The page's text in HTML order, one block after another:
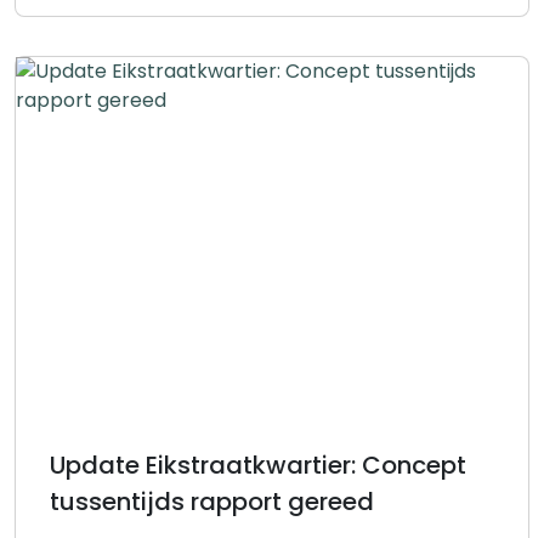
Update Eikstraatkwartier: Concept
tussentijds rapport gereed